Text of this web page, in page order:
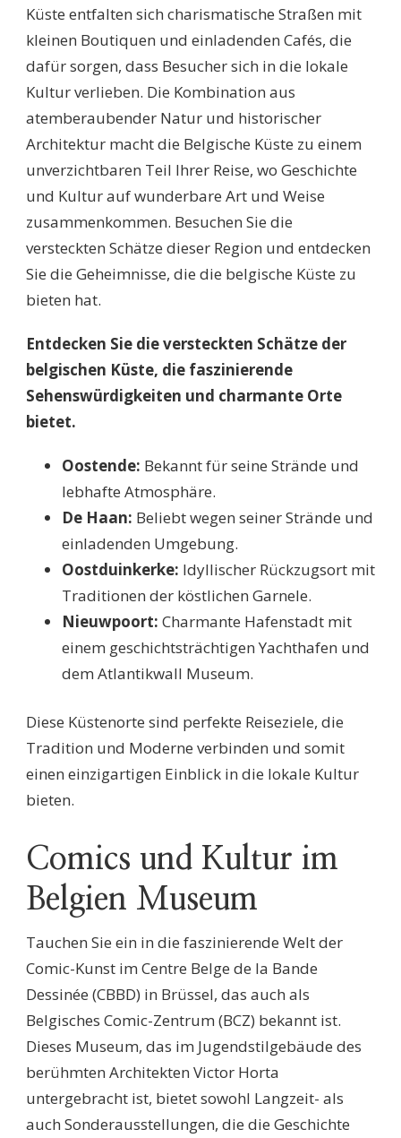
Küste entfalten sich charismatische Straßen mit
kleinen Boutiquen und einladenden Cafés, die
dafür sorgen, dass Besucher sich in die lokale
Kultur verlieben. Die Kombination aus
atemberaubender Natur und historischer
Architektur macht die Belgische Küste zu einem
unverzichtbaren Teil Ihrer Reise, wo Geschichte
und Kultur auf wunderbare Art und Weise
zusammenkommen. Besuchen Sie die
versteckten Schätze dieser Region und entdecken
Sie die Geheimnisse, die die belgische Küste zu
bieten hat.
Entdecken Sie die versteckten Schätze der
belgischen Küste, die faszinierende
Sehenswürdigkeiten und charmante Orte
bietet.
Oostende: Bekannt für seine Strände und
lebhafte Atmosphäre.
De Haan: Beliebt wegen seiner Strände und
einladenden Umgebung.
Oostduinkerke: Idyllischer Rückzugsort mit
Traditionen der köstlichen Garnele.
Nieuwpoort: Charmante Hafenstadt mit
einem geschichtsträchtigen Yachthafen und
dem Atlantikwall Museum.
Diese Küstenorte sind perfekte Reiseziele, die
Tradition und Moderne verbinden und somit
einen einzigartigen Einblick in die lokale Kultur
bieten.
Comics und Kultur im
Belgien Museum
Tauchen Sie ein in die faszinierende Welt der
Comic-Kunst im Centre Belge de la Bande
Dessinée (CBBD) in Brüssel, das auch als
Belgisches Comic-Zentrum (BCZ) bekannt ist.
Dieses Museum, das im Jugendstilgebäude des
berühmten Architekten Victor Horta
untergebracht ist, bietet sowohl Langzeit- als
auch Sonderausstellungen, die die Geschichte